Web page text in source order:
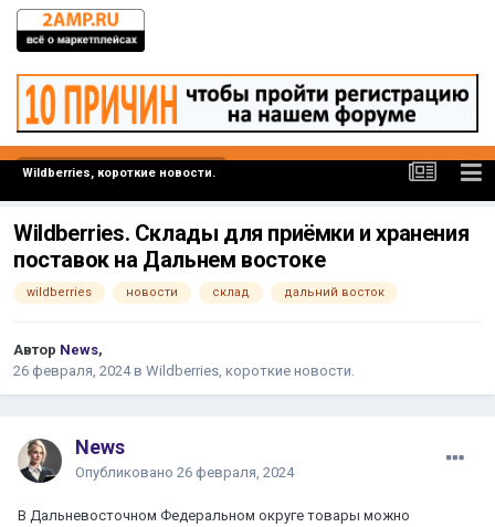
Wildberries, короткие новости.
Wildberries. Склады для приёмки и хранения
поставок на Дальнем востоке
wildberries новости склад дальний восток
Автор News,
26 февраля, 2024в Wildberries, короткие новости.
News
Опубликовано 26 февраля, 2024
В Дальневосточном Федеральном округе товары можно